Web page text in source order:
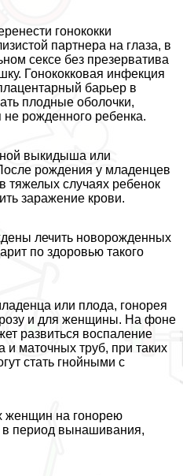
гонококки
партнера на глаза, в
ceкcе без презерватива
Гонококковая инфекция
барьер в
плодные оболочки,
не рожденного ребенка.
выкидыша или
рождения у младенцев
тяжелых случаях ребенок
заражение крови.
лечить новорожденных
по здоровью такого
или плода, гoнopeя
и для женщины. На фоне
развиться воспаление
и маточных труб, при таких
стать гнойными с
женщин на гонорею
в период вынашивания,